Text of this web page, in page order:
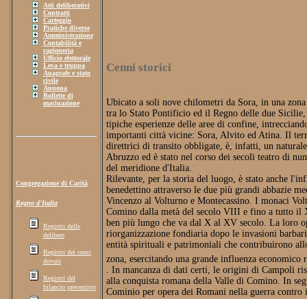
Atti deliberativi
Contratti
Carteggio
Pratiche diverse
Amministrazione
Contabilità e
ragioneria
Ufficio elettorale
Leva e truppa
Anagrafe e stato
civile
Annona
Bollette di
macinazione
Congregazione di Carità
Regno d'Italia
Registri delle
delibere
Registri dei censi
dovuti
Registri del
bilancio preventivo
Cenni storici
Ubicato a soli nove chilometri da Sora, in una
tra lo Stato Pontificio ed il Regno delle due
tipiche esperienze delle aree di confine,
importanti città vicine: Sora, Alvito ed Atina. Il
direttrici di transito obbligate, è, infatti, un
Abruzzo ed è stato nel corso dei secoli teatro di
del meridione d'Italia.
Rilevante, per la storia del luogo, è stato anche
benedettino attraverso le due più grandi abbazie
Vincenzo al Volturno e Montecassino. I monaci
Comino dalla metà del secolo VIII e fino a tutto il
ben più lungo che va dal X al XV secolo. La loro
riorganizzazione fondiaria dopo le invasioni
entità spirituali e patrimoniali che contribuirono
zona, esercitando una grande influenza economico
. In mancanza di dati certi, le origini di Campoli
alla conquista romana della Valle di Comino. In
Cominio per opera dei Romani nella guerra